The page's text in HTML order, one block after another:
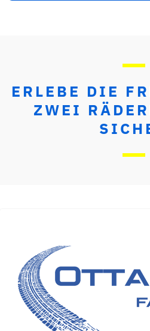
ERLEBE DIE
ZWEI